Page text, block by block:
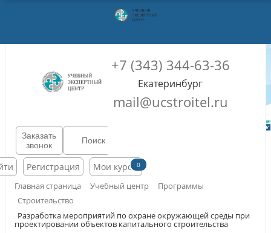
+7 (343) 344-63-36
Екатеринбург
mail@ucstroitel.ru
Заказать
звонок
Регистрация Мои курсы0
Главная страница Учебный центр
Программы
Строительство
Разработка мероприятий по охране окружающей среды при
проектировании объектов капитального строительства